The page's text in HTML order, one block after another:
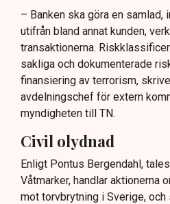
– Banken ska göra en samlad,
utifrån bland annat kunden,
transaktionerna.
sakliga och dokumenterade
finansiering av terrorism,
avdelningschef för extern
myndigheten till TN.
Civil olydnad
Enligt Pontus Bergendahl,
Våtmarker, handlar aktionerna
mot torvbrytning i Sverige,